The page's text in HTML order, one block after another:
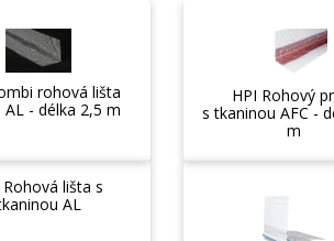
rohová lišta
AL - délka 2,5 m
HPI Rohový
s tkaninou AFC -
m
Rohová lišta s
AL